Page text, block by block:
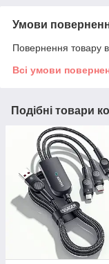
Умови
Повернення товару
Всі умови
Подібні товари